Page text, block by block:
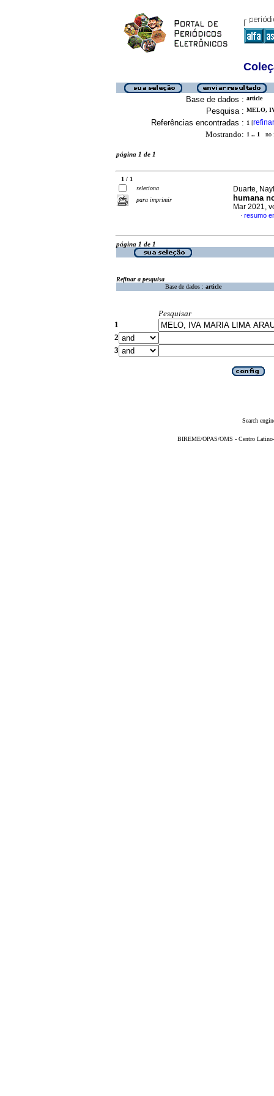
Base de dados : article
Pesquisa : MELO,
Referências encontradas : 1 [refinar
Mostrando: 1 .. 1 no
página 1 de 1
1 / 1
seleciona
para imprimir
Duarte,
humana
Mar 2021,
· resumo
página 1 de 1
Refinar a pesquisa
Base de dados : article
Pesquisar
1
2
3
Search
BIREME/OPAS/OMS - Centro Latino-